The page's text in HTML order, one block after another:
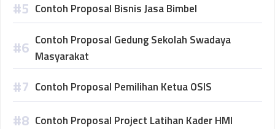
Contoh Proposal Bisnis Jasa Bimbel
Contoh Proposal Gedung Sekolah Swadaya
Masyarakat
Contoh Proposal Pemilihan Ketua OSIS
Contoh Proposal Project Latihan Kader HMI